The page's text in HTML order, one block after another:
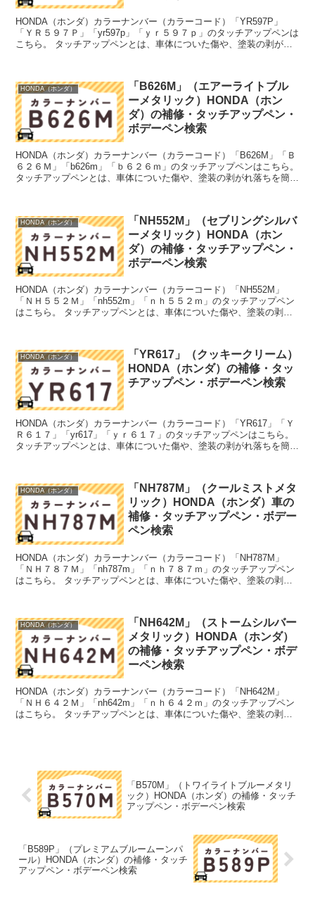
HONDA（ホンダ）カラーナンバー（カラーコード）「YR597P」
「ＹＲ５９７Ｐ」「yr597p」「ｙｒ５９７ｐ」のタッチアップペンは
こちら。 タッチアップペンとは、車体についた傷や、塗装の剥がれ
HONDA（ホンダ）
「B626M」（エアーライトブル
ーメタリック）HONDA（ホン
ダ）の補修・タッチアップペン・
ボデーペン検索
HONDA（ホンダ）カラーナンバー（カラーコード）「B626M」「Ｂ
６２６Ｍ」「b626m」「ｂ６２６ｍ」のタッチアップペンはこちら。
タッチアップペンとは、車体についた傷や、塗装の剥がれ落ちを簡単
HONDA（ホンダ）
「NH552M」（セブリングシルバ
ーメタリック）HONDA（ホン
ダ）の補修・タッチアップペン・
ボデーペン検索
HONDA（ホンダ）カラーナンバー（カラーコード）「NH552M」
「ＮＨ５５２Ｍ」「nh552m」「ｎｈ５５２ｍ」のタッチアップペン
はこちら。 タッチアップペンとは、車体についた傷や、塗装の剥が
HONDA（ホンダ）
「YR617」（クッキークリーム）
HONDA（ホンダ）の補修・タッ
チアップペン・ボデーペン検索
HONDA（ホンダ）カラーナンバー（カラーコード）「YR617」「Ｙ
Ｒ６１７」「yr617」「ｙｒ６１７」のタッチアップペンはこちら。
タッチアップペンとは、車体についた傷や、塗装の剥がれ落ちを簡単
HONDA（ホンダ）
「NH787M」（クールミストメタ
リック）HONDA（ホンダ）車の
補修・タッチアップペン・ボデー
ペン検索
HONDA（ホンダ）カラーナンバー（カラーコード）「NH787M」
「ＮＨ７８７Ｍ」「nh787m」「ｎｈ７８７ｍ」のタッチアップペン
はこちら。 タッチアップペンとは、車体についた傷や、塗装の剥が
HONDA（ホンダ）
「NH642M」（ストームシルバー
メタリック）HONDA（ホンダ）
の補修・タッチアップペン・ボデ
ーペン検索
HONDA（ホンダ）カラーナンバー（カラーコード）「NH642M」
「ＮＨ６４２Ｍ」「nh642m」「ｎｈ６４２ｍ」のタッチアップペン
はこちら。 タッチアップペンとは、車体についた傷や、塗装の剥が
「B570M」（トワイライトブルーメタリ
ック）HONDA（ホンダ）の補修・タッチ
アップペン・ボデーペン検索
「B589P」（プレミアムブルームーンパ
ール）HONDA（ホンダ）の補修・タッチ
アップペン・ボデーペン検索